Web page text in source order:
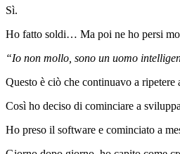
Sì.
Ho fatto soldi… Ma poi ne ho persi
“Io non mollo, sono un uomo
Questo è ciò che continuavo a ripetere
Così ho deciso di cominciare a
Ho preso il software e cominciato a